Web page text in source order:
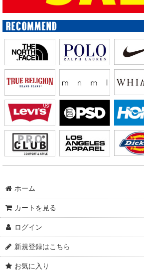
ホーム
カートを見る
ログイン
新規登録はこちら
お気に入り